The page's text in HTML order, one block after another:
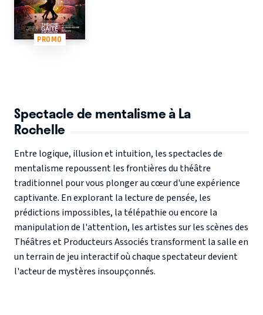
PROMO
Spectacle de mentalisme à La
Rochelle
Entre logique, illusion et intuition, les spectacles de
mentalisme repoussent les frontières du théâtre
traditionnel pour vous plonger au cœur d'une expérience
captivante. En explorant la lecture de pensée, les
prédictions impossibles, la télépathie ou encore la
manipulation de l'attention, les artistes sur les scènes des
Théâtres et Producteurs Associés transforment la salle en
un terrain de jeu interactif où chaque spectateur devient
l'acteur de mystères insoupçonnés.